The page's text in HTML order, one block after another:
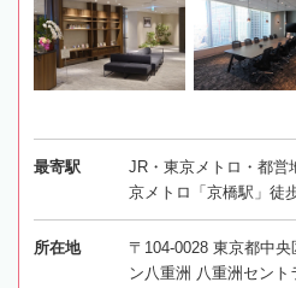
最寄駅
JR・東京メトロ・都営
京メトロ「京橋駅」徒
所在地
〒104-0028 東京都中
ン八重洲 八重洲セント